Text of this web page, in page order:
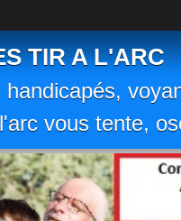
TIR A L'ARC
handicapés,
vous tente,